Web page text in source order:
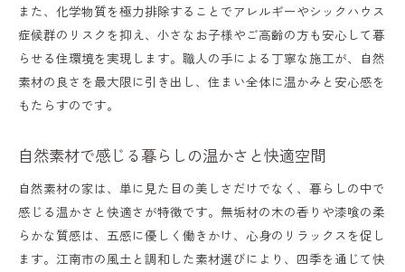
また、化学物質を極力排除することでアレルギーやシックハウス
症候群のリスクを抑え、小さなお子様やご高齢の方も安心して暮
らせる住環境を実現します。職人の手による丁寧な施工が、自然
素材の良さを最大限に引き出し、住まい全体に温かみと安心感を
もたらすのです。
自然素材で感じる暮らしの温かさと快適空間
自然素材の家は、単に見た目の美しさだけでなく、暮らしの中で
感じる温かさと快適さが特徴です。無垢材の木の香りや漆喰の柔
らかな質感は、五感に優しく働きかけ、心身のリラックスを促し
ます。江南市の風土と調和した素材選びにより、四季を通じて快